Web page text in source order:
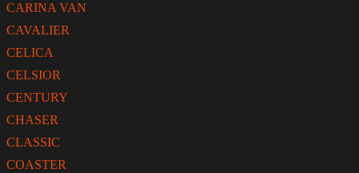
CARINA VAN
CAVALIER
CELICA
CELSIOR
CENTURY
CHASER
CLASSIC
COASTER